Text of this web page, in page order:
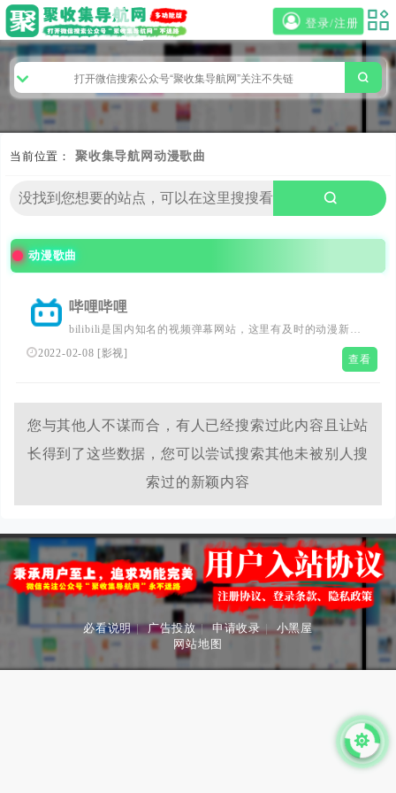
登录/注册
当前位置： 聚收集导航网 动漫歌曲
动漫歌曲
哔哩哔哩
bilibili是国内知名的视频弹幕网站，这里有及时的动漫新
番，活跃的ACG氛围，有创意的Up主。大家可以在这里找
2022-02-08 [影视] 查看
您与其他人不谋而合，有人已经搜索过此内容且让站
长得到了这些数据，您可以尝试搜索其他未被别人搜
索过的新颖内容
必看说明 | 广告投放 | 申请收录 | 小黑屋
网站地图